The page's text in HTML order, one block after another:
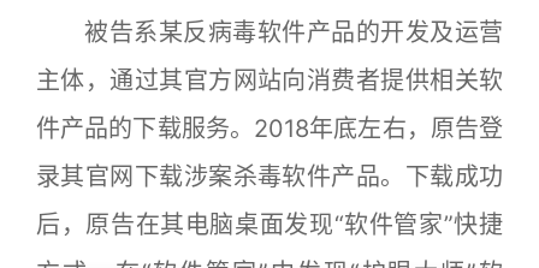
被告系某反病毒软件产品的开发及运营
主体，通过其官方网站向消费者提供相关软
件产品的下载服务。2018年底左右，原告登
录其官网下载涉案杀毒软件产品。下载成功
后，原告在其电脑桌面发现“软件管家”快捷